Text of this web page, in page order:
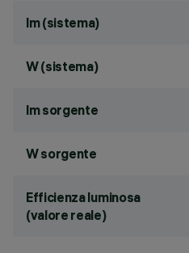
lm (sistema)
W (sistema)
lm sorgente
W sorgente
Efficienza luminosa
(valore reale)